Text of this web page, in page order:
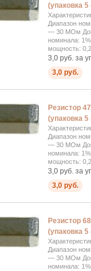
(упаковка 5
Диапазон
— 30 МОм
номинала:
мощность:
3,0 руб. за
3,0 руб.
Резистор
(упаковка 5
Диапазон
— 30 МОм
номинала:
мощность:
3,0 руб. за
3,0 руб.
Резистор
(упаковка 5
Диапазон
— 30 МОм
номинала: